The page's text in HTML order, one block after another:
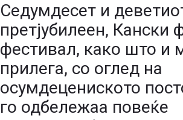
Седумдесет и
претјубилеен, Кански
фестивал, како што и
прилега, со оглед на
осумдецениското
го одбележаа повеќе